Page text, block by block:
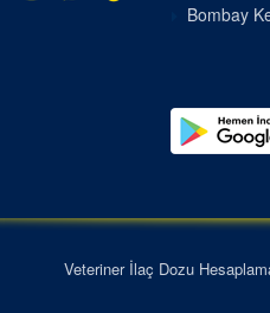
Bombay
Veteriner İlaç Dozu